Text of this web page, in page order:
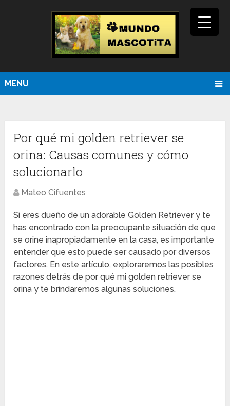
MENU
Por qué mi golden retriever se
orina: Causas comunes y cómo
solucionarlo
Mateo Cifuentes
Si eres dueño de un adorable Golden Retriever y te
has encontrado con la preocupante situación de que
se orine inapropiadamente en la casa, es importante
entender que esto puede ser causado por diversos
factores. En este artículo, exploraremos las posibles
razones detrás de por qué mi golden retriever se
orina y te brindaremos algunas soluciones.